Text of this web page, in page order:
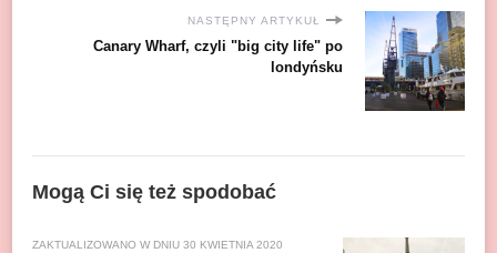
NASTĘPNY ARTYKUŁ
Canary Wharf, czyli "big city life" po
londyńsku
Mogą Ci się też spodobać
ZAKTUALIZOWANO W DNIU 30 KWIETNIA 2020